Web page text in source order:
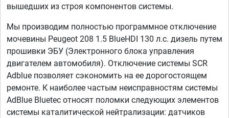
вышедших из строя компонентов системы.
Мы производим полностью программное отключение
мочевины Peugeot 208 1.5 BlueHDI 130 л.с. дизель путем
прошивки ЭБУ (Электронного блока управления
двигателем автомобиля). Отключение системы SCR
Adblue позволяет сэкономить на ее дорогостоящем
ремонте. К наиболее частым неисправностям системы
AdBlue Bluetec относят поломки следующих элементов
системы каталитической нейтрализации: датчиков